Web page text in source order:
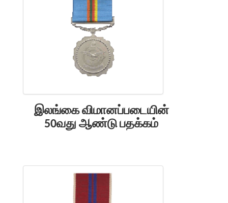
இலங்கை விமானப்படையின்
50வது ஆண்டு பதக்கம்